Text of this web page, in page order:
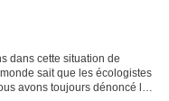
dans cette situation de
sait que les écologistes
avons toujours dénoncé les